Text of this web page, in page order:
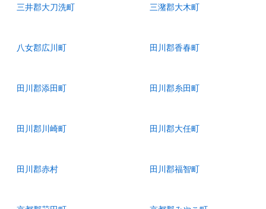
三井郡大刀洗町 三潴郡大木町
八女郡広川町 田川郡香春町
田川郡添田町 田川郡糸田町
田川郡川崎町 田川郡大任町
田川郡赤村 田川郡福智町